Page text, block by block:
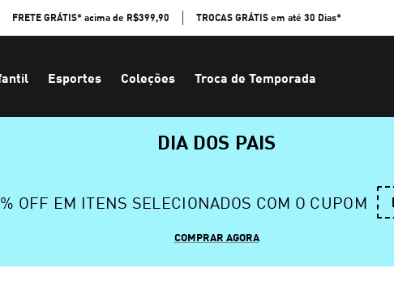
FRETE GRÁTIS* acima de R$399,90 TROCAS GRÁTIS em até 30 Dias*
Esportes Coleções Troca de Temporada
DIA DOS PAIS
OFF EM ITENS SELECIONADOS COM O CUPOM
COMPRAR AGORA